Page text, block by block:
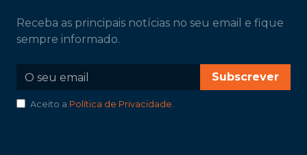
Receba as principais notícias no seu email e fique
sempre informado.
Subscrever
Aceito a Política de Privacidade.